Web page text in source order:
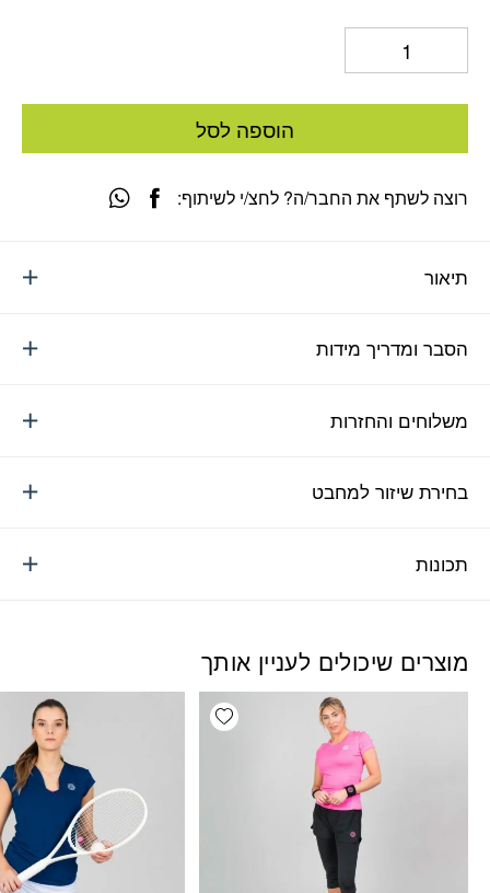
הוספה לסל
תיאור
הסבר ומדריך מידות
משלוחים והחזרות
בחירת שיזור למחבט
תכונות
רוצה לשתף את החבר/ה? לחצ/י לשיתוף:
מוצרים שיכולים לעניין אותך
Add wishlist